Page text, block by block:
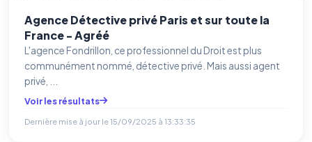
Agence Détective privé Paris et sur toute la
France - Agréé
L'agence Fondrillon, ce professionnel du Droit est plus
communément nommé, détective privé. Mais aussi agent
privé, ...
Voir les résultats
Dernière mise à jour le15/09/2025 à 13:33:35